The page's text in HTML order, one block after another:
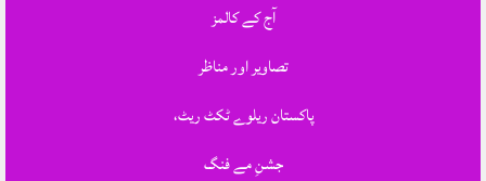
آج کے کالمز
تصاویر اور مناظر
پاکستان ریلوے ٹکٹ ریٹ،
جشنِ مے فنگ